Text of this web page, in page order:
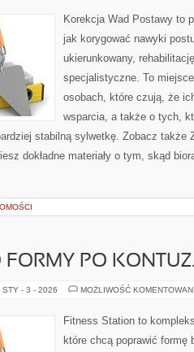
Korekcja Wad Postawy to
jak korygować nawyki
ukierunkowany,
specjalistyczne. To
osobach, które czują, że
wsparcia, a także o tych,
stabilną sylwetkę. Zobacz także
dokładne materiały o tym, skąd
FORMY PO
STY - 3 - 2026 MOŻLIWOŚĆ
Fitness Station to
które chcą poprawić formę